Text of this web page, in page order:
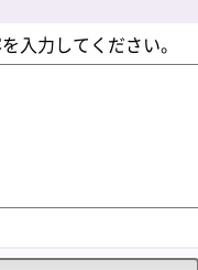
入力してください。